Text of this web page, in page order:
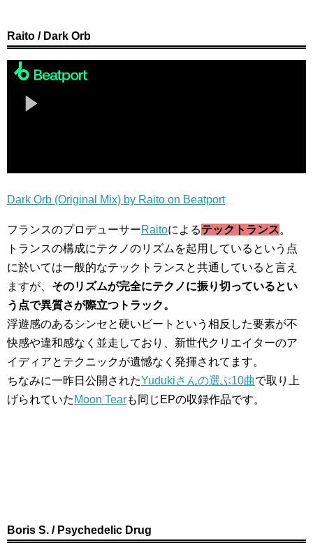
Raito / Dark Orb
Dark Orb (Original Mix) by Raito on Beatport
フランスのプロデューサーRaitoによるテックトランス。
トランスの構成にテクノのリズムを起用しているという点
に於いては一般的なテックトランスと共通していると言え
ますが、 そのリズムが完全にテクノに振り切っているとい
う点で異質さが際立つトラック。
浮遊感のあるシンセと硬いビートという相反した要素が不
快感や違和感なく並走しており、新世代クリエイターのア
イディアとテクニックが遺憾なく発揮されてます。
ちなみに一昨日公開されたYudukiさんの選ぶ10曲で取り上
げられていた Moon Tearも同じEPの収録作品です。
Boris S. / Psychedelic Drug